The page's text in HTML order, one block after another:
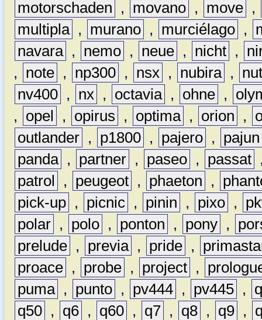
motorschaden
, movano , move ,
multipla , murano , murciélago ,
navara , nemo , neue , nicht ,
,
note , np300 , nsx , nubira ,
nv400 , nx , octavia , ohne ,
,
opel , opirus , optima , orion ,
outlander , p1800 , pajero ,
pajun
panda , partner , paseo , passat
patrol
, peugeot , phaeton ,
pick-up , picnic , pinin , pixo ,
polar , polo , ponton , pony ,
prelude , previa , pride ,
proace , probe , project ,
puma , punto , pv444 , pv445 ,
q50 , q6 , q60 , q7 , q8 , q9 ,